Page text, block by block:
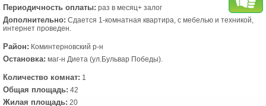
Периодичность оплаты: раз в месяц+ залог
Дополнительно: Сдается 1-комнатная квартира, с мебелью и техникой,
интернет проведен.
Район: Коминтерновский р-н
Остановка: маг-н Диета (ул.Бульвар Победы).
Количество комнат: 1
Общая площадь: 42
Жилая площадь: 20